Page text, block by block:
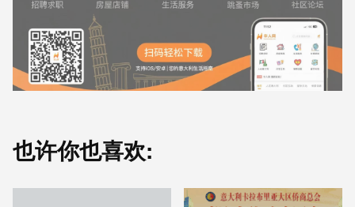
也许你也喜欢: